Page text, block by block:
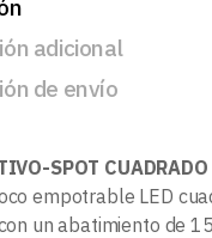
adicional
de envío
SPOT
empotrable LED
un abatimiento de